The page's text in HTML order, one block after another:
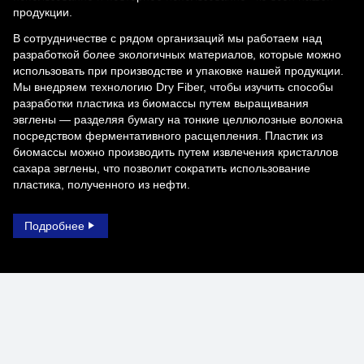
продукции.
В сотрудничестве с рядом организаций мы работаем над
разработкой более экологичных материалов, которые можно
использовать при производстве и упаковке нашей продукции.
Мы внедряем технологию Dry Fiber, чтобы изучить способы
разработки пластика из биомассы путем выращивания
эвглены — разделяя бумагу на тонкие целлюлозные волокна
посредством ферментативного расщепления. Пластик из
биомассы можно производить путем извлечения кристаллов
сахара эвглены, что позволит сократить использование
пластика, полученного из нефти.
Подробнее